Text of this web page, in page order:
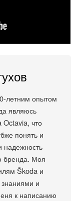
летним опытом
являюсь
что
понять и
надежность
бренда. Моя
Škoda и
и
к написанию